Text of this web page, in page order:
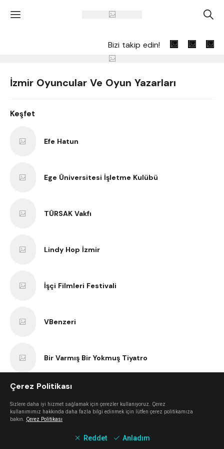
' A
Bizi takip edin!
İzmir Oyuncular Ve Oyun Yazarları
Keşfet
Efe Hatun
Ege Üniversitesi İşletme Kulübü
TÜRSAK Vakfı
Lindy Hop İzmir
İşçi Filmleri Festivali
VBenzeri
Bir Varmış Bir Yokmuş Tiyatro
Çerez Politikası
Sizlere daha iyi hizmet sağlamak için çerezler kullanıyoruz. Çerez
kullanımımız hakkında daha fazla bilgi edinmek için lütfen çerez politikamıza
bakın. Çerez Politikası
Reddet Anladım